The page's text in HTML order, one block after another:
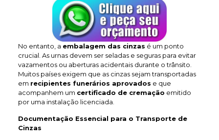
No entanto, a embalagem das cinzas é um ponto
crucial. As urnas devem ser seladas e seguras para evitar
vazamentos ou aberturas acidentais durante o trânsito.
Muitos países exigem que as cinzas sejam transportadas
em recipientes funerários aprovados e que
acompanhem um certificado de cremação emitido
por uma instalação licenciada.
Documentação Essencial para o Transporte de
Cinzas